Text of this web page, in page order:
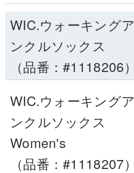
WIC.ウォーキングア
ンクルソックス
（品番：#1118206）
WIC.ウォーキングア
ンクルソックス
Women's
（品番：#1118207）